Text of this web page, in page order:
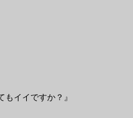
イイですか？』